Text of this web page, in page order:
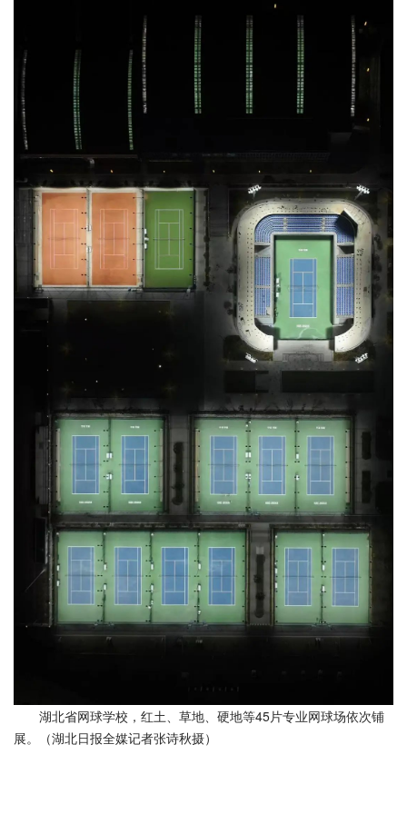
湖北省网球学校，红土、草地、硬地等45片专业网球场依次铺
展。（湖北日报全媒记者张诗秋摄）